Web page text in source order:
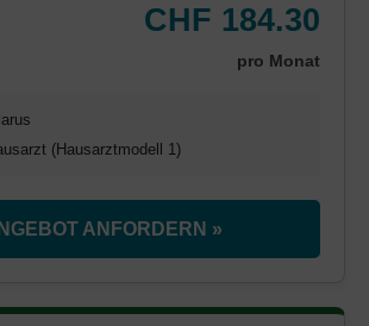
CHF 184.30
pro Monat
(Hausarztmodell 1)
ANFORDERN »